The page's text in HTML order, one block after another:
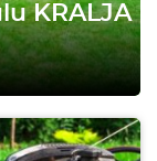
KRALJA